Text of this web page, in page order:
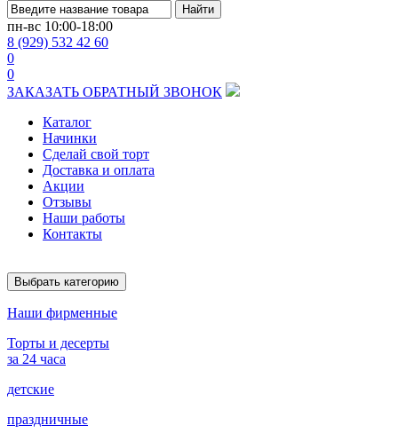
Найти
пн-вс 10:00-18:00
8 (929) 532 42 60
0
0
ЗАКАЗАТЬ ОБРАТНЫЙ ЗВОНОК
Каталог
Начинки
Сделай свой торт
Доставка и оплата
Акции
Отзывы
Наши работы
Контакты
Выбрать категорию
Наши фирменные
Торты и десерты
за 24 часа
детские
праздничные